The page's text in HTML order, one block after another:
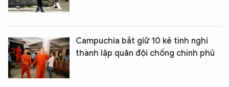
Campuchia bắt giữ 10 kẻ tình nghi
thành lập quân đội chống chính phủ